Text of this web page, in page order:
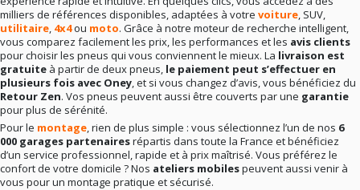
milliers de références disponibles, adaptées à votre voiture, SUV,
utilitaire, 4x4ou moto. Grâce à notre moteur de recherche intelligent,
vous comparez facilement les prix, les performances et les avis clients
pour choisir les pneus qui vous conviennent le mieux. La livraison est
gratuite à partir de deux pneus, le paiement peut s’effectuer en
plusieurs fois avec Oney, et si vous changez d’avis, vous bénéficiez du
Retour Zen. Vos pneus peuvent aussi être couverts par une garantie
pour plus de sérénité.
Pour le montage, rien de plus simple : vous sélectionnez l’un de nos 6
000 garages partenairesrépartis dans toute la France et bénéficiez
d’un service professionnel, rapide et à prix maîtrisé. Vous préférez le
confort de votre domicile ? Nos ateliers mobilespeuvent aussi venir à
vous pour un montage pratique et sécurisé.